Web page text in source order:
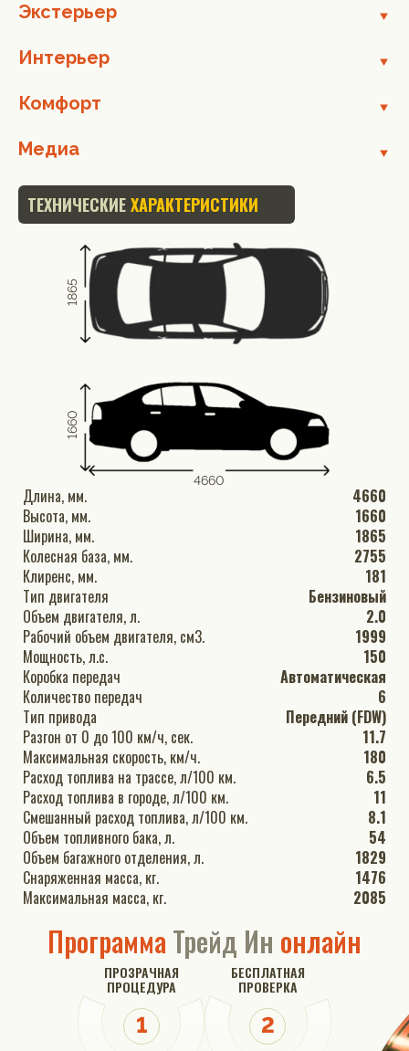
Экстерьер
Интерьер
Комфорт
Медиа
ТЕХНИЧЕСКИЕХАРАКТЕРИСТИКИ
4660
1660
1865
Длина, мм.
4660
Высота, мм.
1660
Ширина, мм.
1865
Колесная база, мм.
2755
Клиренс, мм.
181
Тип двигателя
Бензиновый
Объем двигателя, л.
2.0
Рабочий объем двигателя, см3.
1999
Мощность, л.с.
150
Коробка передач
Автоматическая
Количество передач
6
Тип привода
Передний (FDW)
Разгон от 0 до 100 км/ч, сек.
11.7
Максимальная скорость, км/ч.
180
Расход топлива на трассе, л/100 км.
6.5
Расход топлива в городе, л/100 км.
11
Смешанный расход топлива, л/100 км.
8.1
Объем топливного бака, л.
54
Объем багажного отделения, л.
1829
Снаряженная масса, кг.
1476
Максимальная масса, кг.
2085
ПрограммаТрейд Ин онлайн
ПРОЗРАЧНАЯ
ПРОЦЕДУРА
БЕСПЛАТНАЯ
ПРОВЕРКА